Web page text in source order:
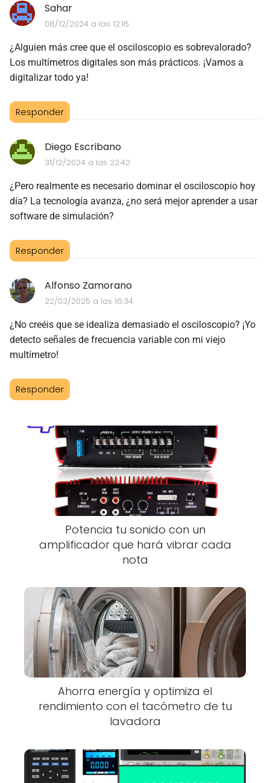
Sahar
08/12/2024 a las 12:16
¿Alguien más cree que el osciloscopio es sobrevalorado?
Los multímetros digitales son más prácticos. ¡Vamos a
digitalizar todo ya!
Responder
Diego Escribano
31/12/2024 a las 22:42
¿Pero realmente es necesario dominar el osciloscopio hoy
día? La tecnología avanza, ¿no será mejor aprender a usar
software de simulación?
Responder
Alfonso Zamorano
22/03/2025 a las 16:34
¿No creéis que se idealiza demasiado el osciloscopio? ¡Yo
detecto señales de frecuencia variable con mi viejo
multímetro!
Responder
Potencia tu sonido con un
amplificador que hará vibrar cada
nota
Ahorra energía y optimiza el
rendimiento con el tacómetro de tu
lavadora